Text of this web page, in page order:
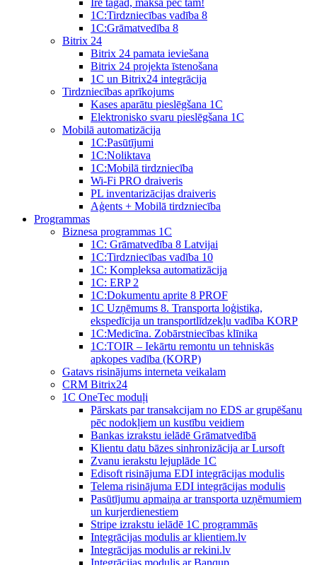
1С:Tirdzniecības vadība 8
1С:Grāmatvedība 8
Bitrix 24
Bitrix 24 pamata ieviešana
Bitrix 24 projekta īstenošana
1C un Bitrix24 integrācija
Tirdzniecības aprīkojums
Kases aparātu pieslēgšana 1C
Elektronisko svaru pieslēgšana 1C
Mobilā automatizācija
1С:Pasūtījumi
1С:Noliktava
1С:Mobilā tirdzniecība
Wi-Fi PRO draiveris
PL inventarizācijas draiveris
Aģents + Mobilā tirdzniecība
Programmas
Biznesa programmas 1C
1C: Grāmatvedība 8 Latvijai
1C:Tirdzniecības vadība 10
1С: Kompleksa automatizācija
1C: ERP 2
1С:Dokumentu aprite 8 PROF
1C Uzņēmums 8. Transporta loģistika,
ekspedīcija un transportlīdzekļu vadība KORP
1C:Medicīna. Zobārstniecības klīnika
1C:TOIR – Iekārtu remontu un tehniskās
apkopes vadība (KORP)
Gatavs risinājums interneta veikalam
CRM Bitrix24
1С OneTec moduļi
Pārskats par transakcijam no EDS ar grupēšanu
pēc nodokļiem un kustību veidiem
Bankas izrakstu ielādē Grāmatvedībā
Klientu datu bāzes sinhronizācija ar Lursoft
Zvanu ierakstu lejuplāde 1C
Edisoft risinājuma EDI integrācijas modulis
Telema risinājuma EDI integrācijas modulis
Pasūtījumu apmaiņa ar transporta uzņēmumiem
un kurjerdienestiem
Stripe izrakstu ielādē 1C programmās
Integrācijas modulis ar klientiem.lv
Integrācijas modulis ar rekini.lv
Integrācijas modulis ar Banqup